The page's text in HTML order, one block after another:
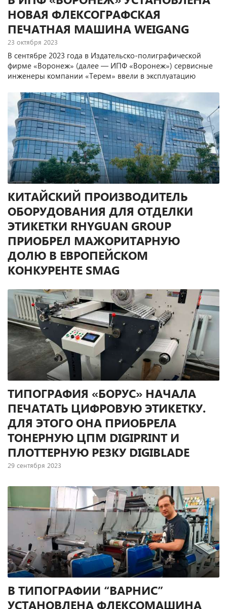
НОВАЯ ФЛЕКСОГРАФСКАЯ
ПЕЧАТНАЯ МАШИНА WEIGANG
23 октября 2023
В сентябре 2023 года в Издательско-полиграфической
фирме «Воронеж» (далее — ИПФ «Воронеж») сервисные
инженеры компании «Терем» ввели в эксплуатацию
машину Weigang ZJR-450.
КИТАЙСКИЙ ПРОИЗВОДИТЕЛЬ
ОБОРУДОВАНИЯ ДЛЯ ОТДЕЛКИ
ЭТИКЕТКИ RHYGUAN GROUP
ПРИОБРЕЛ МАЖОРИТАРНУЮ
ДОЛЮ В ЕВРОПЕЙСКОМ
КОНКУРЕНТЕ SMAG
Китайская компания Rhyguan приобрела мажоритарную
долю во французской компании SRAMAG SAS (далее —
SMAG). Сделка откроет SMAG путь на азиатский рынок, и в
то же время упростит Rhyguan работу в Европе, где SMAG
занимает ведущие позиции.
ТИПОГРАФИЯ «БОРУС» НАЧАЛА
ПЕЧАТАТЬ ЦИФРОВУЮ ЭТИКЕТКУ.
ДЛЯ ЭТОГО ОНА ПРИОБРЕЛА
ТОНЕРНУЮ ЦПМ DIGIPRINT И
ПЛОТТЕРНУЮ РЕЗКУ DIGIBLADE
29 сентября 2023
появился участок по цифровой печати рулонной этикетки
малыми тиражами. Для этого типография приобрела у
компании “Терем” цифровую печатную машину с сухим
тонером DigiPrint R, а также устройство плоттерной резки
Digiblade S.
В ТИПОГРАФИИ “ВАРНИС”
УСТАНОВЛЕНА ФЛЕКСОМАШИНА